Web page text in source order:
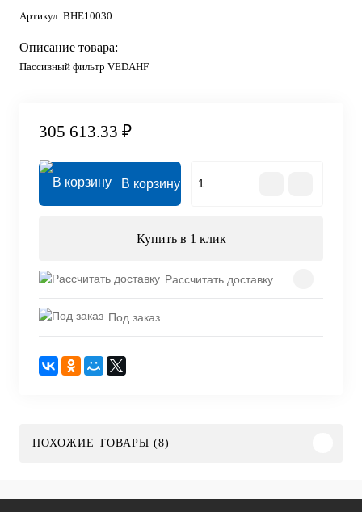
Артикул: BHE10030
Описание товара:
Пассивный фильтр VEDAHF
305 613.33 ₽
В корзину
Купить в 1 клик
Рассчитать доставку
Под заказ
ПОХОЖИЕ ТОВАРЫ (8)